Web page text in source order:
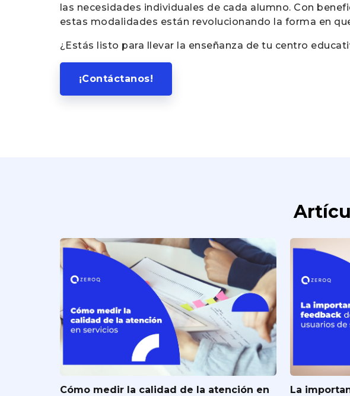
las necesidades individuales de cada alumno. Con
estas modalidades están revolucionando la forma en
¿Estás listo para llevar la enseñanza de tu centro
¡Contáctanos!
Cómo medir la calidad de la atención en
La